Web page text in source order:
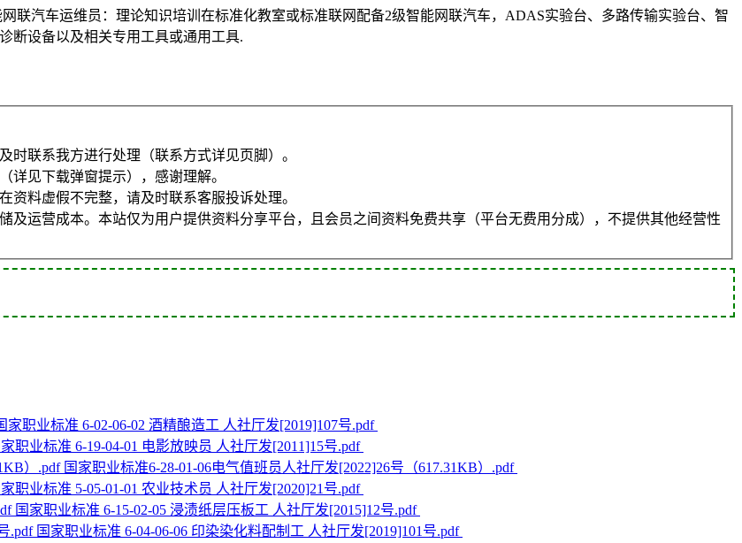
联汽车运维员：理论知识培训在标准化教室或标准联网配备2级智能网联汽车，ADAS实验台、多路传输实验台、智
断设备以及相关专用工具或通用工具.
联系我方进行处理（联系方式详见页脚）。
见下载弹窗提示），感谢理解。
料虚假不完整，请及时联系客服投诉处理。
运营成本。本站仅为用户提供资料分享平台，且会员之间资料免费共享（平台无费用分成），不提供其他经营性
家职业标准 6-02-06-02 酒精酿造工 人社厅发[2019]107号.pdf
家职业标准 6-19-04-01 电影放映员 人社厅发[2011]15号.pdf
国家职业标准6-28-01-06电气值班员人社厅发[2022]26号（617.31KB）.pdf
家职业标准 5-05-01-01 农业技术员 人社厅发[2020]21号.pdf
国家职业标准 6-15-02-05 浸渍纸层压板工 人社厅发[2015]12号.pdf
国家职业标准 6-04-06-06 印染染化料配制工 人社厅发[2019]101号.pdf